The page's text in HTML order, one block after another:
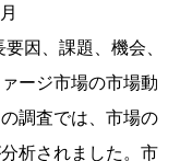
因、課題、機会、
ージ市場の市場動
調査では、市場の
析されました。市